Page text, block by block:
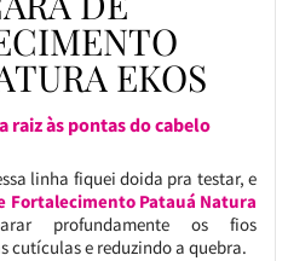
EKOS
raiz às pontas do cabelo
linha fiquei doida pra testar, e
Fortalecimento Patauá Natura
profundamente os fios
cutículas e reduzindo a quebra.